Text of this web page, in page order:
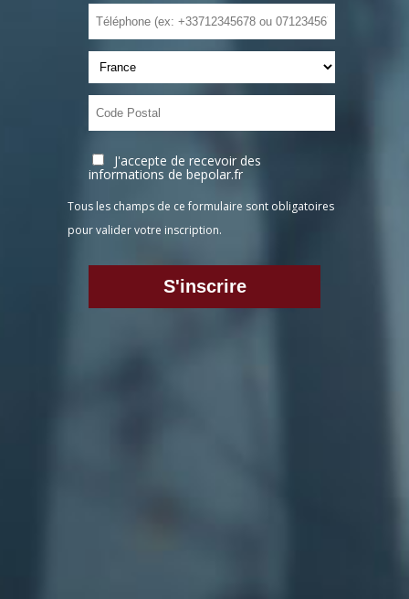
J'accepte de recevoir des
informations de bepolar.fr
Tous les champs de ce formulaire sont obligatoires
pour valider votre inscription.